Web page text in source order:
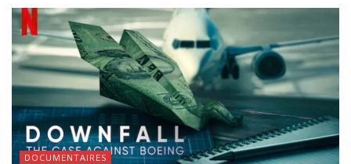
DOCUMENTAIRES